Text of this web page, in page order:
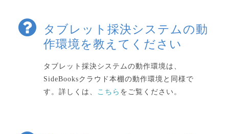
タブレット採決システムの動
作環境を教えてください
タブレット採決システムの動作環境は、
SideBooksクラウド本棚の動作環境と同様で
す。詳しくは、
こちら をご覧ください。